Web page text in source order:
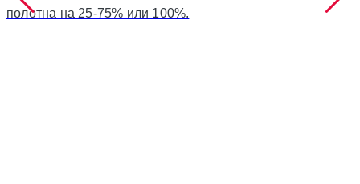
полотна на 25-75% или 100%.